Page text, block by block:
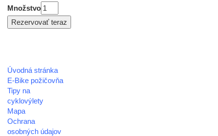
Množstvo
Úvodná stránka
E-Bike požičovňa
Tipy na
cyklovýlety
Mapa
Ochrana
osobných údajov